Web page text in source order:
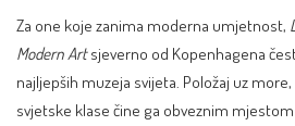
Za one koje zanima moderna umjetnost,
Modern Artsjeverno od Kopenhagena
najljepših muzeja svijeta. Položaj uz
svjetske klase čine ga obveznim